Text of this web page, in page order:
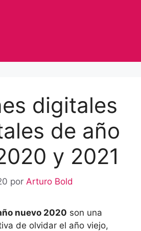
digitales
de año
y 2021
por Arturo Bold
nuevo 2020 son una
de olvidar el año viejo,